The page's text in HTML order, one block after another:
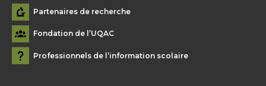
Partenaires de recherche
Fondation de l’UQAC
Professionnels de l’information scolaire